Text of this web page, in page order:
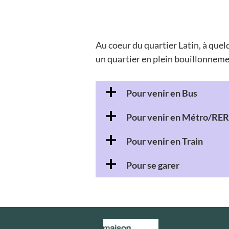
Au coeur du quartier Latin, à
un quartier en plein
Pour venir en Bus
Pour venir en Métro/RER
Pour venir en Train
Pour se garer